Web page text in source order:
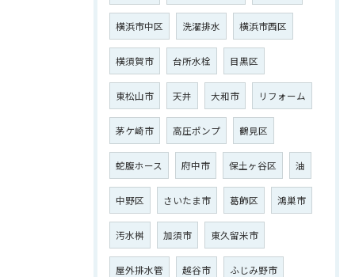
横浜市中区 洗濯排水 横浜市西区
横須賀市 台所水栓 目黒区
東松山市 天井 大和市 リフォーム
茅ケ崎市 高圧ポンプ 鶴見区
蛇腹ホース 府中市 保土ヶ谷区 油
中野区 さいたま市 葛飾区 鴻巣市
汚水桝 加須市 東久留米市
屋外排水管 越谷市 ふじみ野市
ご相談はこちら